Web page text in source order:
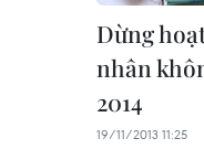
Dừng
nhân
2014
19/11/2013 11:25